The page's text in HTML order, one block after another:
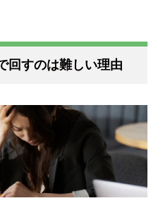
回すのは難しい理由